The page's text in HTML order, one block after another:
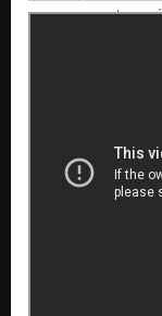
MFSE (EP 2017)vystoupení